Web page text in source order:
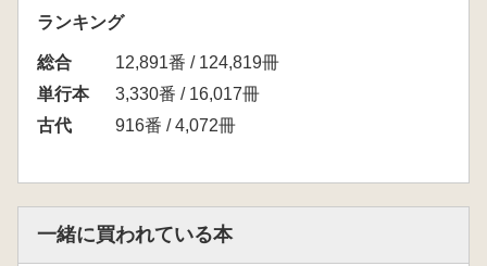
第二節 平安時代以降の服喪と触穢
第三章 中世後期における神祇信仰と穢観
念の変容
第一節 「天下触穢」にみる穢観念の
変容
第四章 中世における非人身分の成立と穢
ランキング
総合
12,891番 / 124,819冊
単行本
3,330番 / 16,017冊
古代
916番 / 4,072冊
一緒に買われている本